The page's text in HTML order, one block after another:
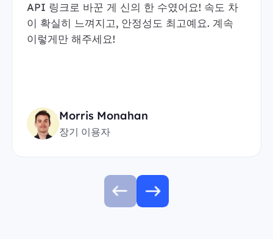
API 링크로 바꾼 게 신의 한 수였어요! 속도 차
이 확실히 느껴지고, 안정성도 최고예요. 계속
이렇게만 해주세요!
Morris Monahan
장기 이용자